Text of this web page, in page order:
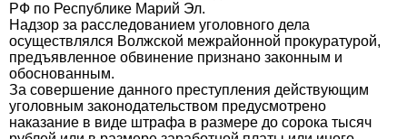
РФ по Республике Марий Эл.
Надзор за расследованием уголовного дела
осуществлялся Волжской межрайонной прокуратурой,
предъявленное обвинение признано законным и
обоснованным.
За совершение данного преступления действующим
уголовным законодательством предусмотрено
наказание в виде штрафа в размере до сорока тысяч